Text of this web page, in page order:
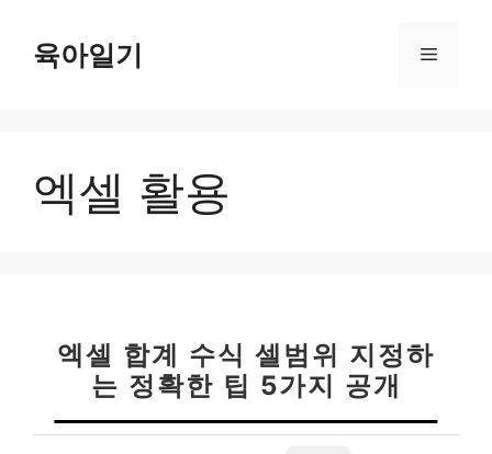
육아일기 메
엑셀 활용
엑셀 합계 수식 셀범위 지정하
는 정확한 팁 5가지 공개